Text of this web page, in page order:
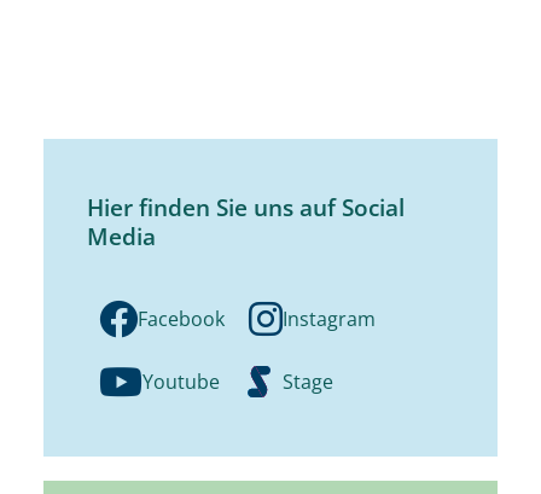
Hier finden Sie uns auf Social
Media
Facebook Instagram
Youtube Stage